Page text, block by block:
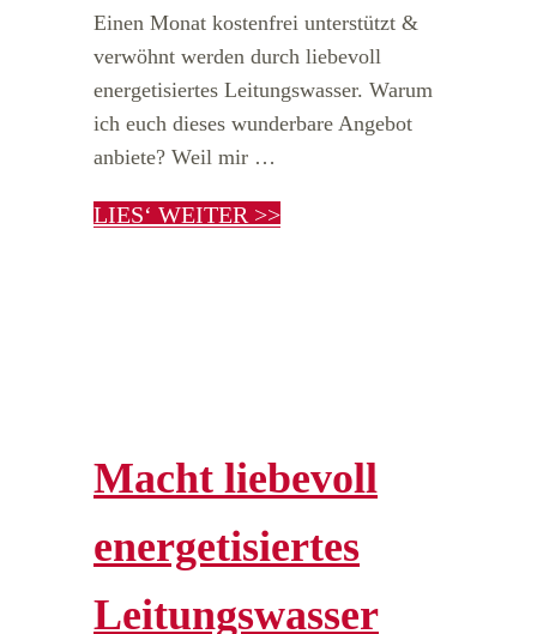
Einen Monat kostenfrei unterstützt &
verwöhnt werden durch liebevoll
energetisiertes Leitungswasser. Warum
ich euch dieses wunderbare Angebot
anbiete? Weil mir …
LIES‘ WEITER >>
Macht liebevoll
energetisiertes
Leitungswasser